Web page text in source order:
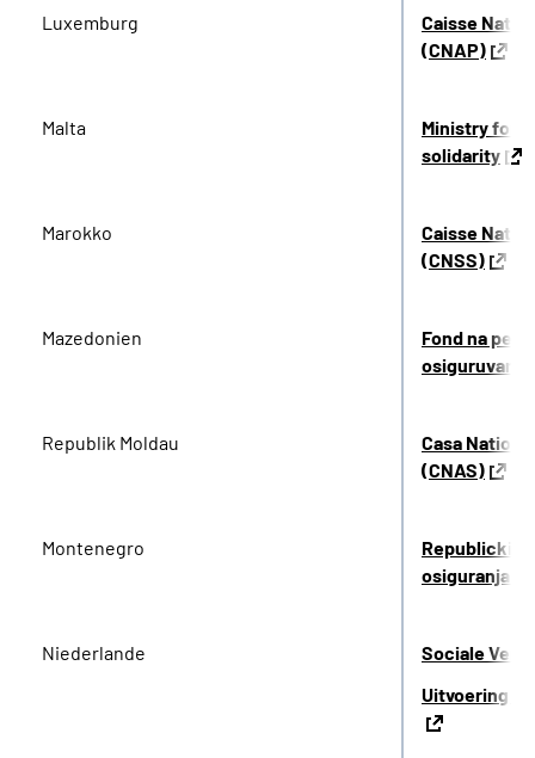
Luxemburg
Caisse
(CNAP)
Malta
Ministry for
solidarity
Marokko
Caisse
(CNSS)
Mazedonien
Fond na
osiguruvanje
Republik Moldau
Casa
(CNAS)
Montenegro
Republicki
osiguranja
Niederlande
Sociale
Uitvoering